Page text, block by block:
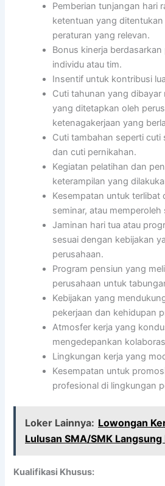
Pemberian tunjangan hari
ketentuan yang
peraturan yang relevan.
Bonus kinerja
individu atau tim.
Insentif untuk kontribusi
Cuti tahunan yang
yang ditetapkan oleh
ketenagakerjaan yang
Cuti tambahan seperti cuti
dan cuti pernikahan.
Kegiatan pelatihan dan
keterampilan yang
Kesempatan untuk terlibat
seminar, atau
Jaminan hari tua atau
sesuai dengan kebijakan
perusahaan.
Program pensiun yang
perusahaan untuk
Kebijakan yang
pekerjaan dan kehidupan
Atmosfer kerja yang
mengedepankan
Lingkungan kerja yang
Kesempatan untuk
profesional di lingkungan
Loker Lainnya: Lowongan
Lulusan SMA/SMK
Kualifikasi Khusus: